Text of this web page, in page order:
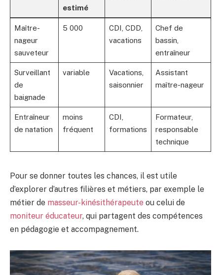
estimé
Maître-
nageur
sauveteur
5 000
CDI, CDD,
vacations
Chef de
bassin,
entraîneur
Surveillant
de
baignade
variable
Vacations,
saisonnier
Assistant
maître-nageur
Entraîneur
de natation
moins
fréquent
CDI,
formations
Formateur,
responsable
technique
Pour se donner toutes les chances, il est utile
d’explorer d’autres filières et métiers, par exemple le
métier de masseur-kinésithérapeute ou celui de
moniteur éducateur, qui partagent des compétences
en pédagogie et accompagnement.